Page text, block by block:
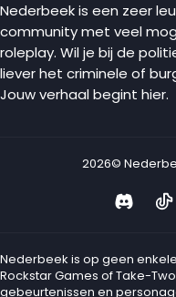
Nederbeek is een zeer
community met veel
roleplay. Wil je bij de
liever het criminele of
Jouw verhaal begint hier.
2026©
Nederbeek is op geen
Rockstar Games of Take-
gebeurtenissen en